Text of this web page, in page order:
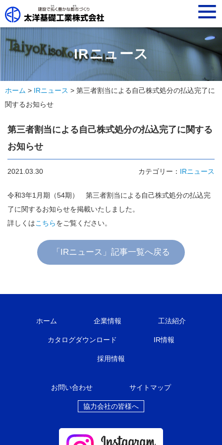
t
o
g
g
e
n
a
g
IRニュース
ホーム > IRニュース > 第三者割当による自己株式処分の払込完了に
関するお知らせ
第三者割当による自己株式処分の払込完了に関する
お知らせ
2021.03.30 カテゴリー： IRニュース
令和3年1月期（54期） 第三者割当による自己株式処分の払込完
了に関するお知らせを掲載いたしました。
詳しくはこちらをご覧ください。
「IRニュース」記事一覧へ戻る
ホーム 企業情報 工法紹介
カタログダウンロード IR情報
採用情報
お問い合わせ サイトマップ
協力会社の皆様へ